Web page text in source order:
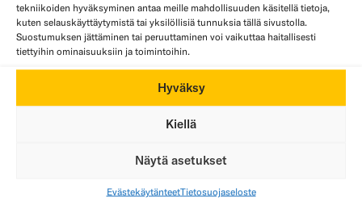
tekniikoiden hyväksyminen antaa meille mahdollisuuden käsitellä tietoja,
kuten selauskäyttäytymistä tai yksilöllisiä tunnuksia tällä sivustolla.
Suostumuksen jättäminen tai peruuttaminen voi vaikuttaa haitallisesti
tiettyihin ominaisuuksiin ja toimintoihin.
Hyväksy
Kiellä
Näytä asetukset
EvästekäytänteetTietosuojaseloste
osta lahjakortti täältä
Tutustu Restel lahjakorttien käyttöä koskeviin